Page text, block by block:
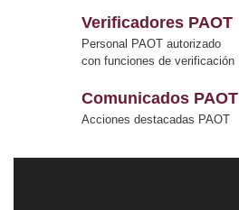
Verificadores PAOT
Personal PAOT autorizado
con funciones de verificación
Comunicados PAOT
Acciones destacadas PAOT